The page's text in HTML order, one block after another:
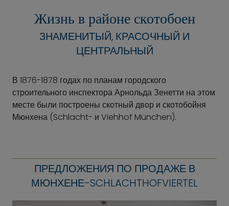
Жизнь в районе скотобоен
ЗНАМЕНИТЫЙ, КРАСОЧНЫЙ И
ЦЕНТРАЛЬНЫЙ
В 1876-1878 годах по планам городского
строительного инспектора Арнольда Зенетти на этом
месте были построены скотный двор и скотобойня
Мюнхена (Schlacht- и Viehhof München).
ПРЕДЛОЖЕНИЯ ПО ПРОДАЖЕ В
МЮНХЕНЕ-SCHLACHTHOFVIERTEL